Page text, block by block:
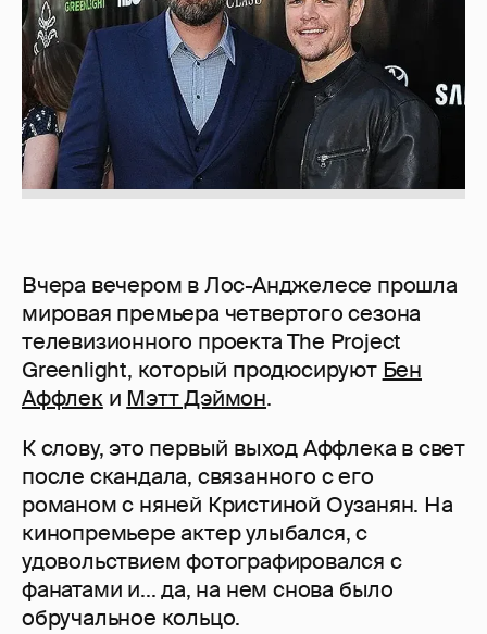
Вчера вечером в Лос-Анджелесе прошла
мировая премьера четвертого сезона
телевизионного проекта The Project
Greenlight, который продюсируют Бен
Аффлеки Мэтт Дэймон.
К слову, это первый выход Аффлека в свет
после скандала, связанного с его
романом с няней Кристиной Оузанян. На
кинопремьере актер улыбался, с
удовольствием фотографировался с
фанатами и... да, на нем снова было
обручальное кольцо.